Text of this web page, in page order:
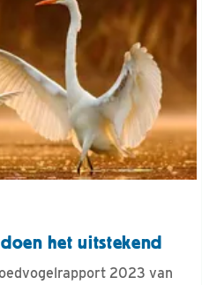
het uitstekend
2023 van